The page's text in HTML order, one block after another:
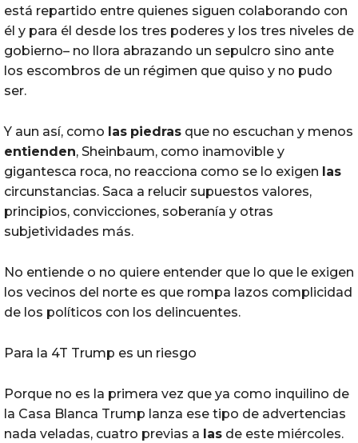
está repartido entre quienes siguen colaborando con
él y para él desde los tres poderes y los tres niveles de
gobierno– no llora abrazando un sepulcro sino ante
los escombros de un régimen que quiso y no pudo
ser.
Y aun así, como las piedras que no escuchan y menos
entienden, Sheinbaum, como inamovible y
gigantesca roca, no reacciona como se lo exigen las
circunstancias. Saca a relucir supuestos valores,
principios, convicciones, soberanía y otras
subjetividades más.
No entiende o no quiere entender que lo que le exigen
los vecinos del norte es que rompa lazos complicidad
de los políticos con los delincuentes.
Para la 4T Trump es un riesgo
Porque no es la primera vez que ya como inquilino de
la Casa Blanca Trump lanza ese tipo de advertencias
nada veladas, cuatro previas a las de este miércoles.